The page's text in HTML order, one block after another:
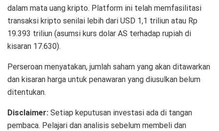
dalam mata uang kripto. Platform ini telah memfasilitasi
transaksi kripto senilai lebih dari USD 1,1 triliun atau Rp
19.393 triliun (asumsi kurs dolar AS terhadap rupiah di
kisaran 17.630).
Perseroan menyatakan, jumlah saham yang akan ditawarkan
dan kisaran harga untuk penawaran yang diusulkan belum
ditentukan.
Disclaimer: Setiap keputusan investasi ada di tangan
pembaca. Pelajari dan analisis sebelum membeli dan